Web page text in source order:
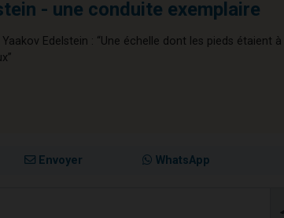
- une conduite exemplaire
Edelstein : “Une échelle dont les pieds étaient à
Envoyer WhatsApp